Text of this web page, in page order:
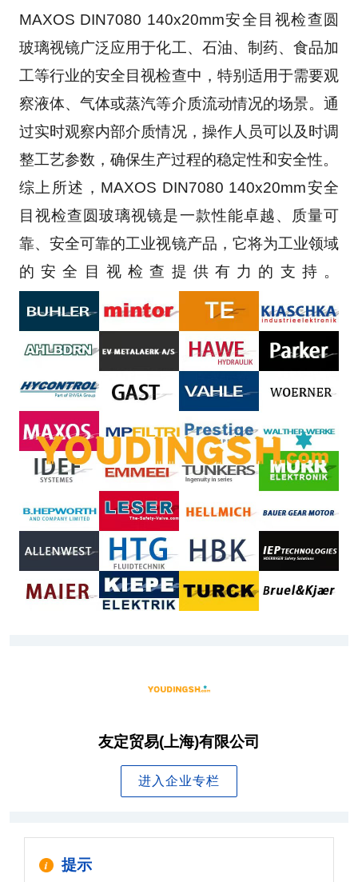
MAXOS DIN7080 140x20mm安全目视检查圆
玻璃视镜广泛应用于化工、石油、制药、食品加
工等行业的安全目视检查中，特别适用于需要观
察液体、气体或蒸汽等介质流动情况的场景。通
过实时观察内部介质情况，操作人员可以及时调
整工艺参数，确保生产过程的稳定性和安全性。
综上所述，MAXOS DIN7080 140x20mm安全
目视检查圆玻璃视镜是一款性能卓越、质量可
靠、安全可靠的工业视镜产品，它将为工业领域
的安全目视检查提供有力的支持。
友定贸易(上海)有限公司
进入企业专栏
提示